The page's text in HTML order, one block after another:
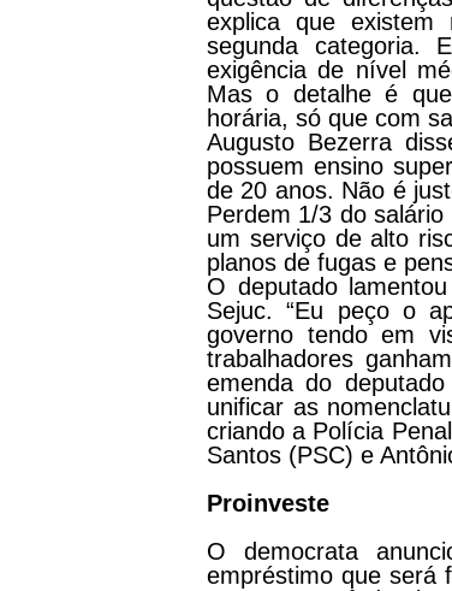
explica que
segunda categoria.
exigência de nível
Mas o detalhe é
horária, só que com
Augusto Bezerra
possuem ensino
de 20 anos. Não é
Perdem 1/3 do
um serviço de alto
planos de fugas e
O deputado
Sejuc. “Eu peço o
governo tendo em
trabalhadores
emenda do
unificar as
criando a Polícia
Santos (PSC) e
Proinveste
O democrata
empréstimo que será